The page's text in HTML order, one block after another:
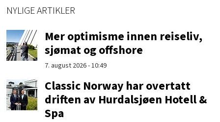
NYLIGE ARTIKLER
Mer optimisme innen reiseliv,
sjømat og offshore
7. august 2026 - 10:49
Classic Norway har overtatt
driften av Hurdalsjøen Hotell &
Spa